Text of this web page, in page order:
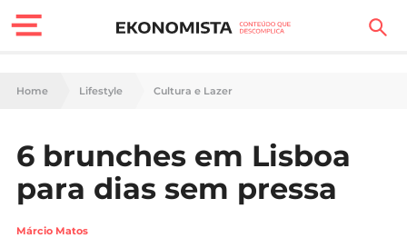
Finanças Pessoais
Carreira
Casa
Home Lifestyle Cultura e Lazer
6 brunches em Lisboa
para dias sem pressa
Márcio Matos